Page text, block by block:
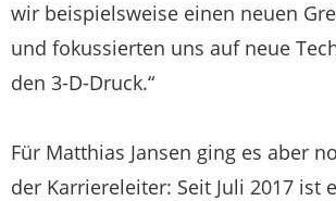
wir beispielsweise einen neuen
und fokussierten uns auf neue
den 3-D-Druck.“
Für Matthias Jansen ging es aber
der Karriereleiter: Seit Juli 2017 ist